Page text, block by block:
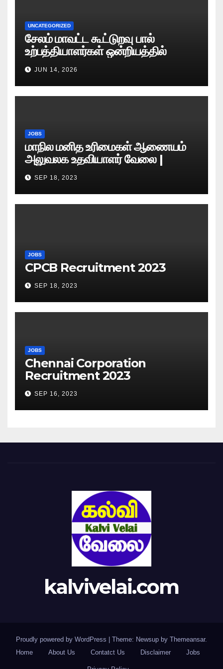
UNCATEGORIZED
சேலம் மாவட்ட கூட்டுறவு பால்
உற்பத்தியாளர்கள் ஒன்றியத்தில்
வேலைவாய்ப்பு அறிவிப்பு 2026
JUN 14, 2026
JOBS
மாநில மனித உரிமைகள் ஆணையம்
அலுவலக உதவியாளர் வேலை |
எழுத்துத் தேர்வு தேதி அறிவிப்பு..?
SEP 18, 2023
JOBS
CPCB Recruitment 2023
SEP 18, 2023
JOBS
Chennai Corporation
Recruitment 2023
SEP 16, 2023
kalvivelai.com
Proudly powered by WordPress | Theme: Newsup by Themeansar.
Home
About Us Contatct Us Disclaimer Jobs